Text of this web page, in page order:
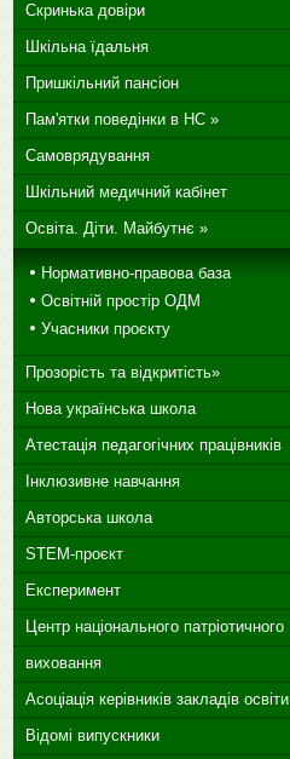
Скринька довіри
Шкільна їдальня
Пришкільний пансіон
Пам'ятки поведінки в НС »
Самоврядування
Шкільний медичний кабінет
Освіта. Діти. Майбутнє »
Нормативно-правова база
Освітній простір ОДМ
Учасники проєкту
Прозорість та відкритість»
Нова українська школа
Атестація педагогічних працівників
Інклюзивне навчання
Авторська школа
STEM-проєкт
Експеримент
Центр національного патріотичного
виховання
Асоціація керівників закладів освіти
Відомі випускники